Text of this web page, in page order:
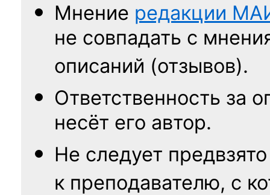
Мнение редакции
не совпадать с
описаний (отзывов).
Ответственность за
несёт его автор.
Не следует
к преподавателю, с